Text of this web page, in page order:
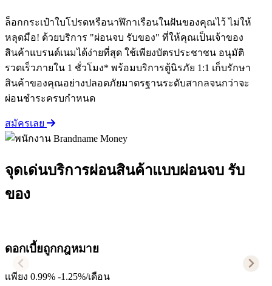
ล็อกกระเป๋าใบโปรดหรือนาฬิกาเรือนในฝันของคุณไว้ ไม่ให้
หลุดมือ! ด้วยบริการ "ผ่อนจบ รับของ" ที่ให้คุณเป็นเจ้าของ
สินค้าแบรนด์เนมได้ง่ายที่สุด ใช้เพียงบัตรประชาชน อนุมัติ
รวดเร็วภายใน 1 ชั่วโมง* พร้อมบริการตู้นิรภัย 1:1 เก็บรักษา
สินค้าของคุณอย่างปลอดภัยมาตรฐานระดับสากลจนกว่าจะ
ผ่อนชำระครบกำหนด
สมัครเลย
จุดเด่นบริการผ่อนสินค้าแบบผ่อนจบ รับ
ของ
ดอกเบี้ยถูกกฎหมาย
เเพียง 0.99% -1.25%/เดือน